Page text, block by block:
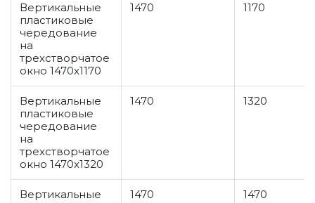
Вертикальные
пластиковые
чередование
на
трехстворчатое
окно 1470x1170
1470 1170
Вертикальные
пластиковые
чередование
на
трехстворчатое
окно 1470x1320
1470 1320
Вертикальные
1470 1470